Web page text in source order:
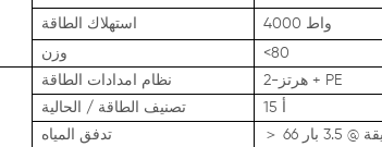
استهلاك الطاقة
4000 واط
وزن
<80
نظام امدادات الطاقة
2-هرتز + PE
تصنيف الطاقة / الحالية
تدفق المياه
＞
3.5 بار